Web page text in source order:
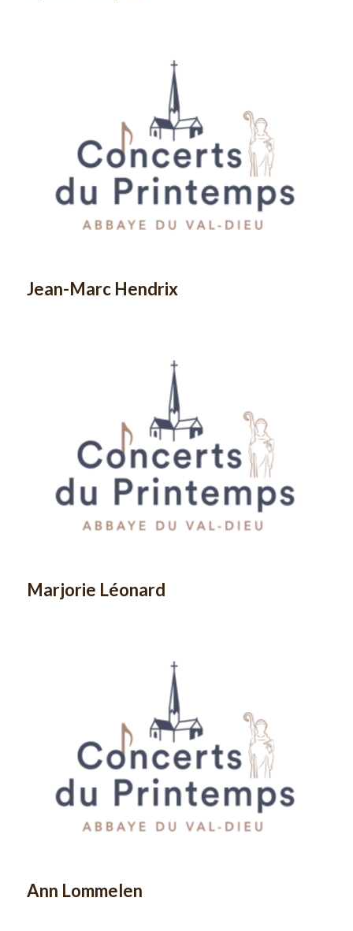
Jean-Marc Hendrix
Marjorie Léonard
Ann Lommelen